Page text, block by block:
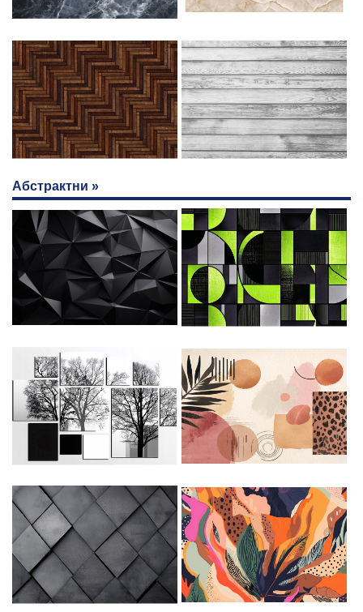
Абстрактни »